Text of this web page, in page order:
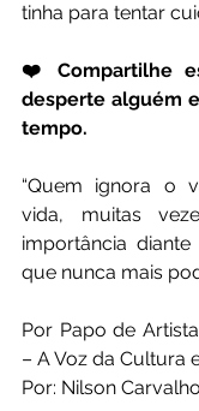
tinha para tentar
❤️ Compartilhe
desperte alguém
tempo.
“Quem ignora o
vida, muitas
importância
que nunca mais
Por Papo de
– A Voz da Cultura
Por: Nilson Carvalho